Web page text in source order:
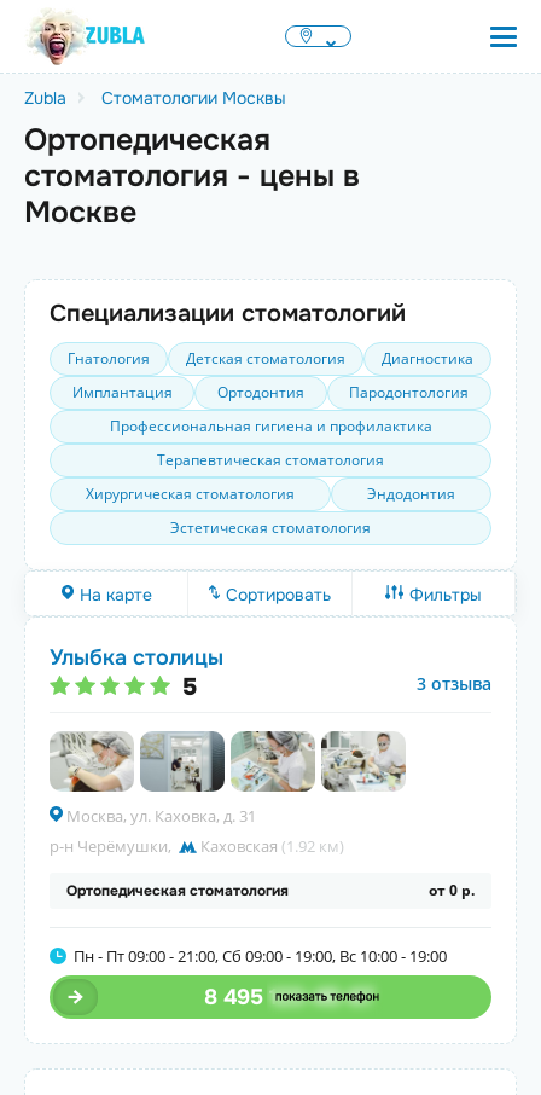
Zubla Стоматологии Москвы
Ортопедическая
стоматология - цены в
Москве
Специализации стоматологий
Гнатология Детская стоматология
Диагностика
Имплантация
Ортодонтия
Пародонтология
Профессиональная гигиена и профилактика
Терапевтическая стоматология
Хирургическая стоматология
Эндодонтия
Эстетическая стоматология
На карте Сортировать Фильтры
Улыбка столицы
5 3 отзыва
Москва, ул. Каховка, д. 31
р-н Черёмушки, Каховская (1.92 км)
Ортопедическая стоматология от 0 р.
Пн - Пт 09:00 - 21:00, Сб 09:00 - 19:00, Вс 10:00 - 19:00
8 495 123-45-67